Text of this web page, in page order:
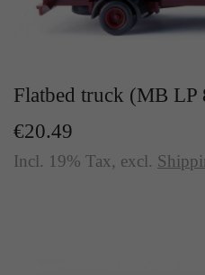
Flatbed truck (MB LP
€20.49
Incl. 19% Tax, excl.